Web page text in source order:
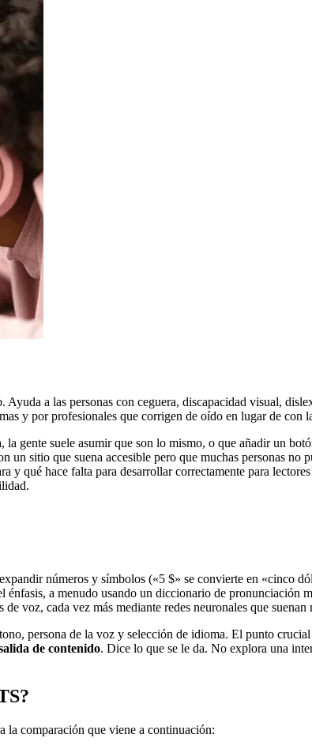
a las personas con ceguera, discapacidad visual,
y por profesionales que corrigen de oído en lugar de con
gente suele asumir que son lo mismo, o que añadir un
un sitio que suena accesible pero que muchas personas
y qué hace falta para desarrollar correctamente para
números y símbolos («5 $» se convierte en «cinco
a menudo usando un diccionario de pronunciación
voz, cada vez más mediante redes neuronales que
persona de la voz y selección de idioma. El punto
de contenido. Dice lo que se le da. No explora una
la comparación que viene a continuación: